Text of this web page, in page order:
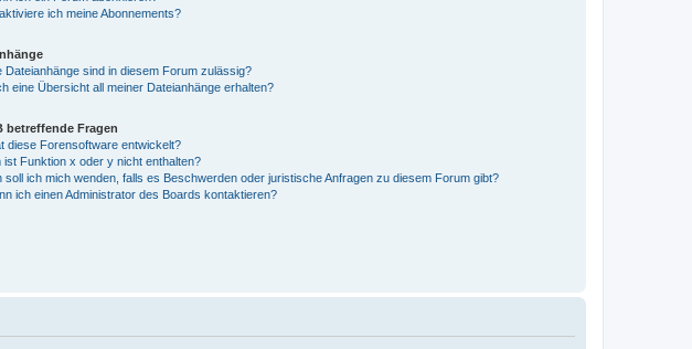
ich meine Abonnements?
Dateianhänge sind in diesem Forum zulässig?
eine Übersicht all meiner Dateianhänge erhalten?
betreffende Fragen
diese Forensoftware entwickelt?
ist Funktion x oder y nicht enthalten?
soll ich mich wenden, falls es Beschwerden oder juristische Anfragen zu diesem Forum gibt?
ich einen Administrator des Boards kontaktieren?